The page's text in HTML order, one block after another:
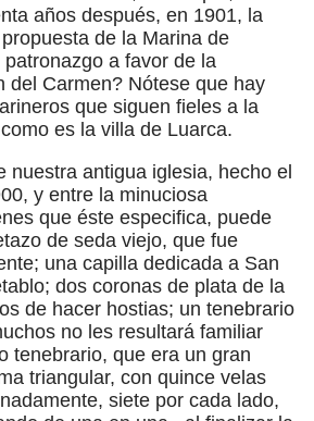
años después, en 1901, la
de la Marina de
a favor de la
del Carmen? Nótese que hay
que siguen fieles a la
es la villa de Luarca.
nuestra antigua iglesia, hecho el
y entre la minuciosa
que éste especifica, puede
de seda viejo, que fue
una capilla dedicada a San
dos coronas de plata de la
de hacer hostias; un tenebrario
no les resultará familiar
tenebrario, que era un gran
triangular, con quince velas
siete por cada lado,